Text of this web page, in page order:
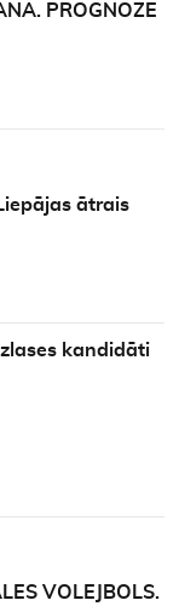
PROGNOZE
ātrais
kandidāti
VOLEJBOLS.